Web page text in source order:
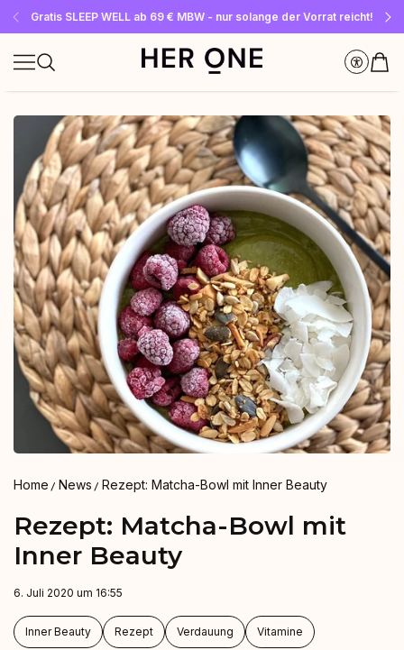
Gratis SLEEP WELL ab 69 € MBW - nur solange der Vorrat reicht!
Jetzt Newsletter abonnieren und 10 €-Gutschein sichern
Bis zu 30 % sparen mit unseren Spar-Abos
Home News Rezept: Matcha-Bowl mit Inner Beauty
Rezept: Matcha-Bowl mit
Inner Beauty
6. Juli 2020 um 16:55
Inner Beauty Rezept Verdauung Vitamine